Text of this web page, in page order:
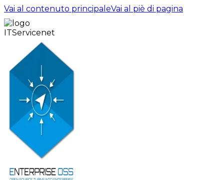
Vai al contenuto principaleVai al piè di pagina